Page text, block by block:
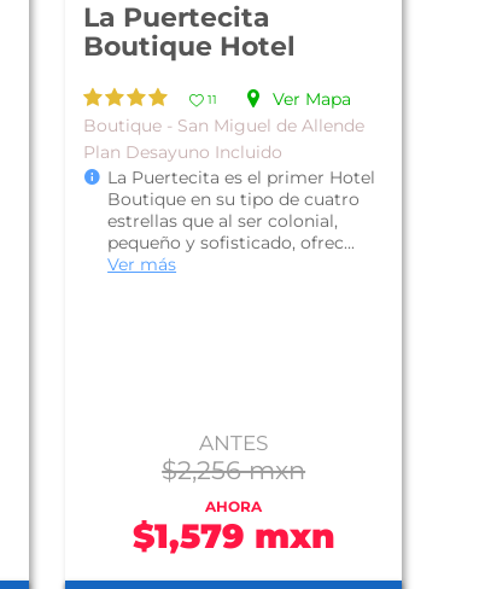
La Puertecita
Boutique Hotel
11
Ver Mapa
Boutique - San Miguel de Allende
Plan Desayuno Incluido
La Puertecita es el primer Hotel
Boutique en su tipo de cuatro
estrellas que al ser colonial,
pequeño y sofisticado, ofrec...
Ver más
ANTES
$2,256 mxn
AHORA
$1,579 mxn